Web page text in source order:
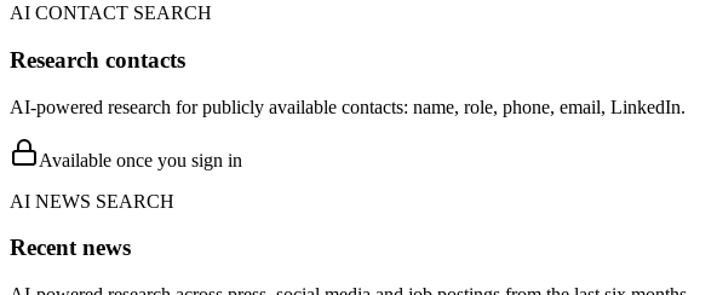
AI CONTACT SEARCH
Research contacts
AI-powered research for publicly available contacts: name, role, phone, email, LinkedIn.
Available once you sign in
AI NEWS SEARCH
Recent news